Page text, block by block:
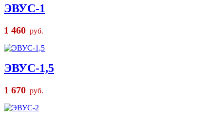
ЭВУС-1
1 460 руб.
ЭВУС-1,5
1 670 руб.